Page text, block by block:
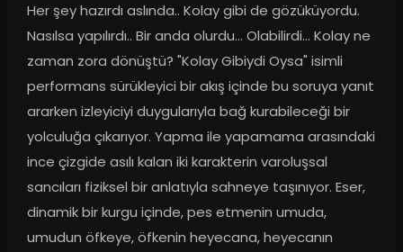
Her şey hazırdı aslında.. Kolay gibi de gözüküyordu.
Nasılsa yapılırdı.. Bir anda olurdu… Olabilirdi… Kolay ne
zaman zora dönüştü? "Kolay Gibiydi Oysa" isimli
performans sürükleyici bir akış içinde bu soruya yanıt
ararken izleyiciyi duygularıyla bağ kurabileceği bir
yolculuğa çıkarıyor. Yapma ile yapamama arasındaki
ince çizgide asılı kalan iki karakterin varoluşsal
sancıları fiziksel bir anlatıyla sahneye taşınıyor. Eser,
dinamik bir kurgu içinde, pes etmenin umuda,
umudun öfkeye, öfkenin heyecana, heyecanın